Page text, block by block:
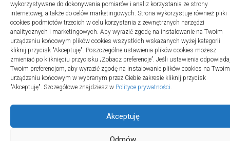
wykorzystywane do dokonywania pomiarów i analiz korzystania ze strony
internetowej, a także do celów marketingowych. Strona wykorzystuje również pliki
cookies podmiotów trzecich w celu korzystania z zewnętrznych narzędzi
analitycznych i marketingowych. Aby wyrazić zgodę na instalowanie na Twoim
urządzeniu końcowym plików cookies wszystkich wskazanych wyżej kategorii
kliknij przycisk "Akceptuję". Poszczególne ustawienia plików cookies możesz
zmieniać po kliknięciu przycisku „Zobacz preferencje”. Jeśli ustawienia
Twoim preferencjom, aby wyrazić zgodę na instalowanie plików cookies na Twoim
urządzeniu końcowym w wybranym przez Ciebie zakresie kliknij przycisk
"Akceptuję". Szczegółowe znajdziesz w Polityce prywatności.
Akceptuję